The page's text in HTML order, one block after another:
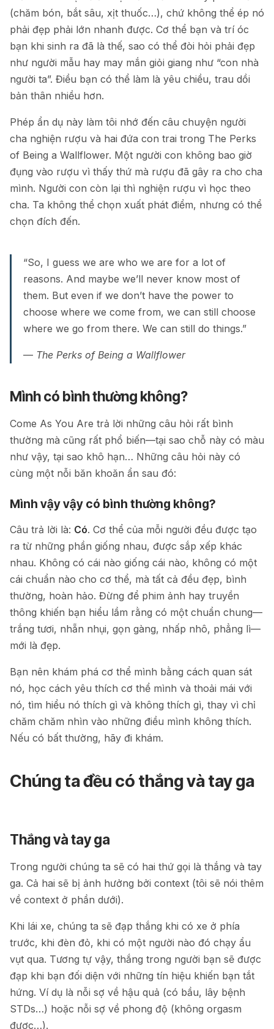
(chăm bón, bắt sâu, xịt thuốc…), chứ không thể ép nó
phải đẹp phải lớn nhanh được. Cơ thể bạn và trí óc
bạn khi sinh ra đã là thế, sao có thể đòi hỏi phải đẹp
như người mẫu hay may mắn giỏi giang như “con nhà
người ta”. Điều bạn có thể làm là yêu chiều, trau dồi
bản thân nhiều hơn.
Phép ẩn dụ này làm tôi nhớ đến câu chuyện người
cha nghiện rượu và hai đứa con trai trong The Perks
of Being a Wallflower. Một người con không bao giờ
đụng vào rượu vì thấy thứ mà rượu đã gây ra cho cha
mình. Người con còn lại thì nghiện rượu vì học theo
cha. Ta không thể chọn xuất phát điểm, nhưng có thể
chọn đích đến.
“So, I guess we are who we are for a lot of
reasons. And maybe we’ll never know most of
them. But even if we don’t have the power to
choose where we come from, we can still choose
where we go from there. We can still do things.”
— The Perks of Being a Wallflower
Mình có bình thường không?
Come As You Are trả lời những câu hỏi rất bình
thường mà cũng rất phổ biến—tại sao chỗ này có màu
như vậy, tại sao khô hạn… Những câu hỏi này có
cùng một nỗi băn khoăn ẩn sau đó:
Mình vậy vậy có bình thường không?
Câu trả lời là: Có. Cơ thể của mỗi người đều được tạo
ra từ những phần giống nhau, được sắp xếp khác
nhau. Không có cái nào giống cái nào, không có một
cái chuẩn nào cho cơ thể, mà tất cả đều đẹp, bình
thường, hoàn hảo. Đừng để phim ảnh hay truyền
thông khiến bạn hiểu lầm rằng có một chuẩn chung—
trắng tươi, nhẵn nhụi, gọn gàng, nhấp nhô, phẳng lì—
mới là đẹp.
Bạn nên khám phá cơ thể mình bằng cách quan sát
nó, học cách yêu thích cơ thể mình và thoải mái với
nó, tìm hiểu nó thích gì và không thích gì, thay vì chỉ
chăm chăm nhìn vào những điều mình không thích.
Nếu có bất thường, hãy đi khám.
Chúng ta đều có thắng và tay ga
Thắng và tay ga
Trong người chúng ta sẽ có hai thứ gọi là thắng và tay
ga. Cả hai sẽ bị ảnh hưởng bởi context (tôi sẽ nói thêm
về context ở phần dưới).
Khi lái xe, chúng ta sẽ đạp thắng khi có xe ở phía
trước, khi đèn đỏ, khi có một người nào đó chạy ẩu
vụt qua. Tương tự vậy, thắng trong người bạn sẽ được
đạp khi bạn đối diện với những tín hiệu khiến bạn tắt
hứng. Ví dụ là nỗi sợ về hậu quả (có bầu, lây bệnh
STDs…) hoặc nỗi sợ về phong độ (không orgasm
được…).